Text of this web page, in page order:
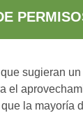
sugieran
el
la mayoría